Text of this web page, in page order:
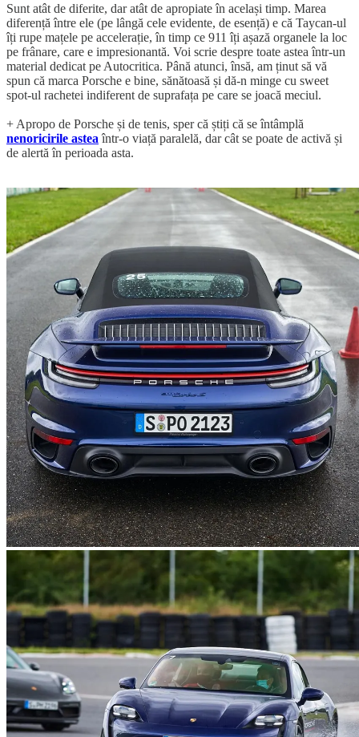
Sunt atât de diferite, dar atât de apropiate în același timp. Marea
diferență între ele (pe lângă cele evidente, de esență) e că Taycan-ul
îți rupe mațele pe accelerație, în timp ce 911 îți așază organele la loc
pe frânare, care e impresionantă. Voi scrie despre toate astea într-un
material dedicat pe Autocritica. Până atunci, însă, am ținut să vă
spun că marca Porsche e bine, sănătoasă și dă-n minge cu sweet
spot-ul rachetei indiferent de suprafața pe care se joacă meciul.
+ Apropo de Porsche și de tenis, sper că știți că se întâmplă
nenoricirile astea într-o viață paralelă, dar cât se poate de activă și
de alertă în perioada asta.